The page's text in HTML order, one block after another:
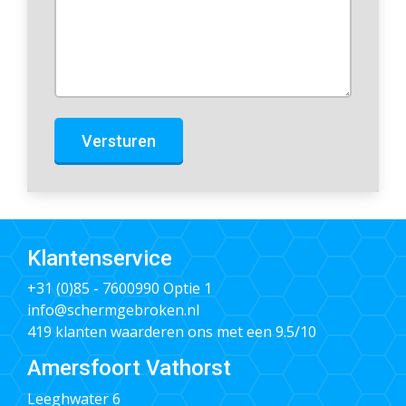
Versturen
Klantenservice
+31 (0)85 - 7600990 Optie 1
info@schermgebroken.nl
419 klanten waarderen ons met een 9.5/10
Amersfoort Vathorst
Leeghwater 6